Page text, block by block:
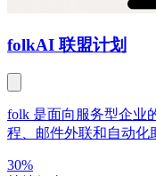
folkAI 联盟计划
folk 是面向服务型企业
程、邮件外联和自动化
30%